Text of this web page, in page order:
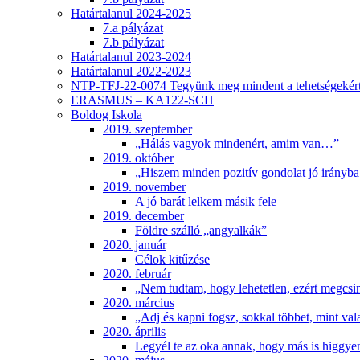
Határtalanul 2024-2025
7.a pályázat
7.b pályázat
Határtalanul 2023-2024
Határtalanul 2022-2023
NTP-TFJ-22-0074 Tegyünk meg mindent a
ERASMUS – KA122-SCH
Boldog Iskola
2019. szeptember
„Hálás vagyok mindenért, amim van…”
2019. október
„Hiszem minden pozitív gondolat jó
2019. november
A jó barát lelkem másik fele
2019. december
Földre szálló „angyalkák”
2020. január
Célok kitűzése
2020. február
„Nem tudtam, hogy lehetetlen, ezért
2020. március
„Adj és kapni fogsz, sokkal többet, mint
2020. április
Legyél te az oka annak, hogy más is